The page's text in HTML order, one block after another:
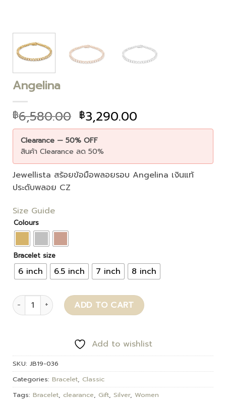
Angelina
฿6,580.00 ฿3,290.00
Clearance — 50% OFF
สินค้า Clearance ลด 50%
Jewellista สร้อยข้อมือพลอยรอบ Angelina เงินแท้
ประดับพลอย CZ
Size Guide
Colours
Bracelet size
6 inch 6.5 inch 7 inch 8 inch
Angelina quantity ADD TO CART
Add to wishlist
SKU: JB19-036
Categories: Bracelet, Classic
Tags: Bracelet, clearance, Gift, Silver, Women